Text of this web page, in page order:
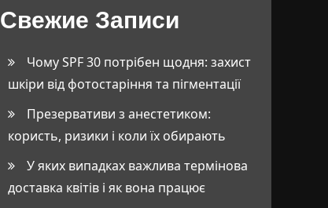
Свежие Записи
Чому SPF 30 потрібен щодня: захист
шкіри від фотостаріння та пігментації
Презервативи з анестетиком:
користь, ризики і коли їх обирають
У яких випадках важлива термінова
доставка квітів і як вона працює